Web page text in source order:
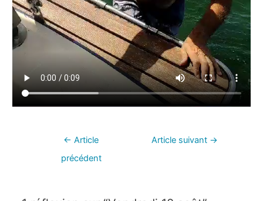
← Article
précédent
Article suivant →